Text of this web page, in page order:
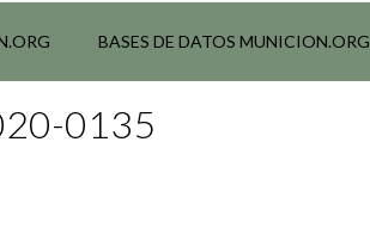
BASES DE DATOS MUNICION.ORG
0135